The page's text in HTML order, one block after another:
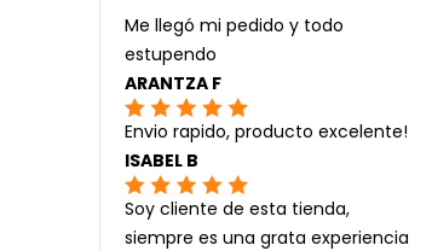
Me llegó mi pedido y todo
estupendo
ARANTZA F
Envio rapido, producto excelente!
ISABEL B
Soy cliente de esta tienda,
siempre es una grata experiencia